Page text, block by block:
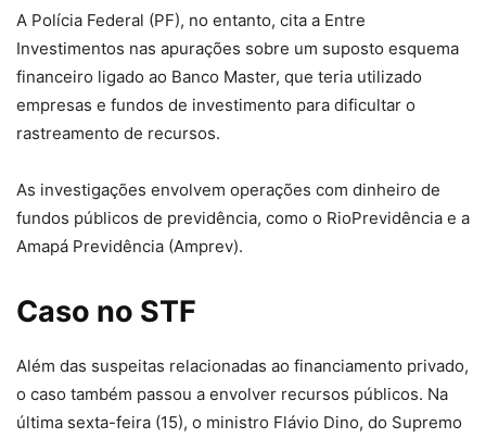
A Polícia Federal (PF), no entanto, cita a Entre
Investimentos nas apurações sobre um suposto esquema
financeiro ligado ao Banco Master, que teria utilizado
empresas e fundos de investimento para dificultar o
rastreamento de recursos.
As investigações envolvem operações com dinheiro de
fundos públicos de previdência, como o RioPrevidência e a
Amapá Previdência (Amprev).
Caso no STF
Além das suspeitas relacionadas ao financiamento privado,
o caso também passou a envolver recursos públicos. Na
última sexta-feira (15), o ministro Flávio Dino, do Supremo